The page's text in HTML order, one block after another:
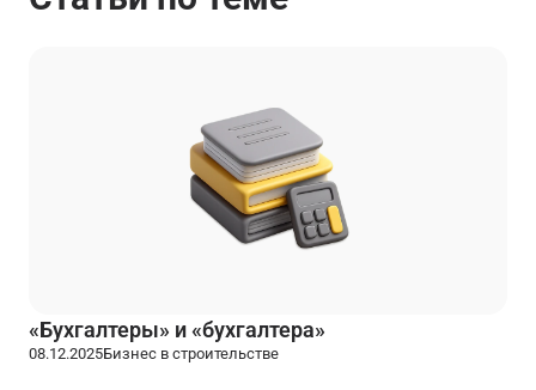
«Бухгалтеры» и «бухгалтера»
08.12.2025Бизнес в строительстве